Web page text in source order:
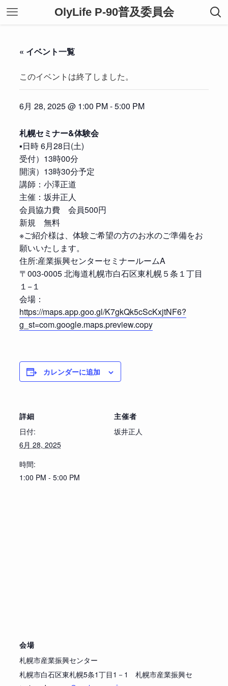
OlyLife P-90普及委員会
« イベント一覧
このイベントは終了しました。
6月 28, 2025 @ 1:00 PM-5:00 PM
札幌セミナー&体験会
▪️日時 6月28日(土)
受付）13時00分
開演）13時30分予定
講師：小澤正道
主催：坂井正人
会員協力費 会員500円
新規 無料
※ご紹介様は、体験ご希望の方のお水のご準備をお
願いいたします。
住所:産業振興センターセミナールームA
〒003-0005 北海道札幌市白石区東札幌５条１丁目
１−１
会場：
https://maps.app.goo.gl/K7gkQk5cScKxjtNF6?
g_st=com.google.maps.preview.copy
カレンダーに追加
詳細
日付:
6月 28, 2025
時間:
1:00 PM - 5:00 PM
主催者
坂井正人
会場
札幌市産業振興センター
札幌市白石区東札幌5条1丁目1－1 札幌市産業振興セ